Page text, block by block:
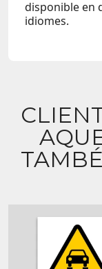
disponible en
idiomes.